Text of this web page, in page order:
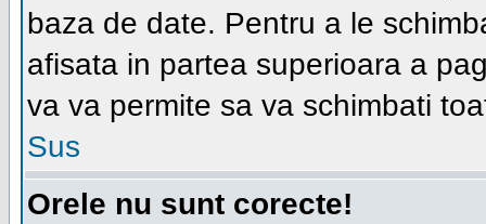
baza de date. Pentru a le
afisata in partea superioara a
va va permite sa va schimbati
Sus
Orele nu sunt corecte!